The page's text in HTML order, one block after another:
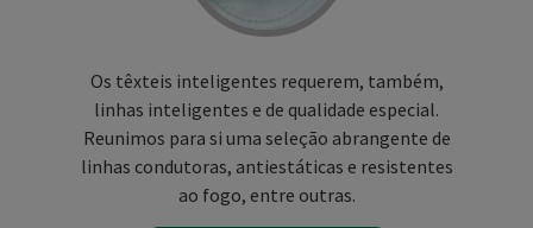
Os têxteis inteligentes requerem, também,
linhas inteligentes e de qualidade especial.
Reunimos para si uma seleção abrangente de
linhas condutoras, antiestáticas e resistentes
ao fogo, entre outras.